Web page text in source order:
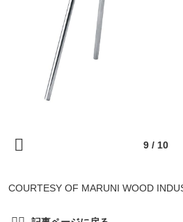
COURTESY OF MARUNI WOOD